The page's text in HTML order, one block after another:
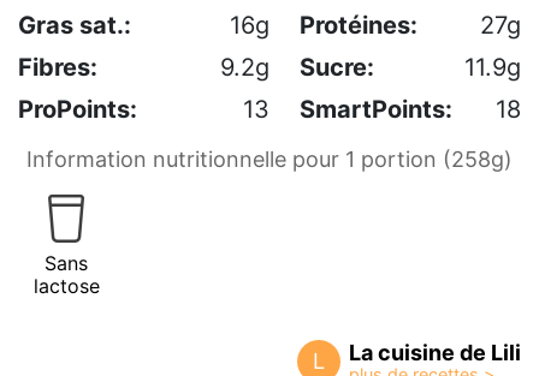
Gras sat.:
16g Protéines:
27g
Fibres:
9.2g Sucre:
11.9g
ProPoints:
13 SmartPoints: 18
Information nutritionnelle pour 1 portion (258g)
Sans
lactose
L La cuisine de Lili